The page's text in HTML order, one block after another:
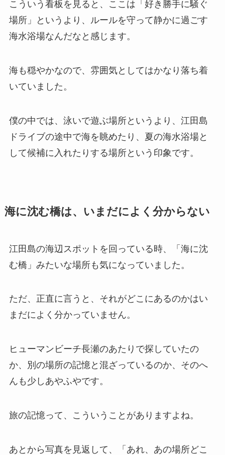
こういう看板を見ると、ここは「好き勝手に騒ぐ
場所」というより、ルールを守って静かに過ごす
海水浴場なんだなと感じます。
海も穏やかなので、雰囲気としてはかなり落ち着
いていました。
僕の中では、泳いで遊ぶ場所というより、江田島
ドライブの途中で海を眺めたり、夏の海水浴場と
して候補に入れたりする場所という印象です。
海に沈む橋は、いまだによく分からない
江田島の海辺スポットを回っている時、「海に沈
む橋」みたいな場所も気になっていました。
ただ、正直に言うと、それがどこにあるのかはい
まだによく分かっていません。
ヒューマンビーチ長瀬のあたりで探していたの
か、別の場所の記憶と混ざっているのか、そのへ
んも少しあやふやです。
旅の記憶って、こういうことがありますよね。
あとから写真を見返して、「あれ、あの場所どこ